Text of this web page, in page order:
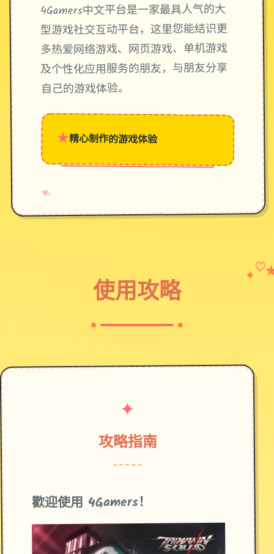
4Gamers中文平台是一家最具人气的大
型游戏社交互动平台，这里您能结识更
多热爱网络游戏、网页游戏、单机游戏
及个性化应用服务的朋友，与朋友分享
自己的游戏体验。
★精心制作的游戏体验
♥
✧
→
使用攻略
✦ ♡
✦
攻略指南
~~~~~
歡迎使用 4Gamers！